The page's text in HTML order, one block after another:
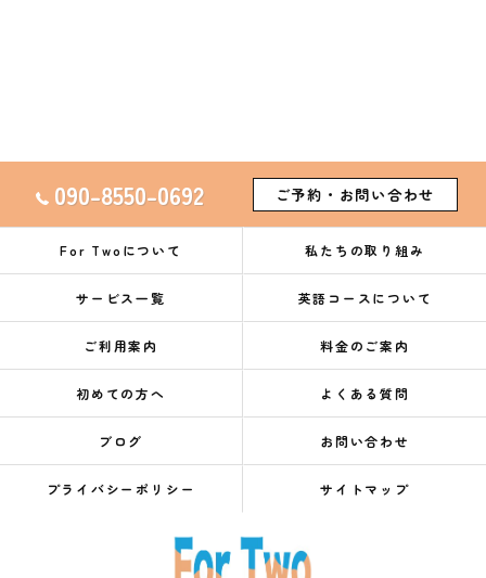
090-8550-0692 ご予約・お問い合わせ
For Twoについて 私たちの取り組み
サービス一覧 英語コースについて
ご利用案内 料金のご案内
初めての方へ よくある質問
ブログ お問い合わせ
プライバシーポリシー サイトマップ